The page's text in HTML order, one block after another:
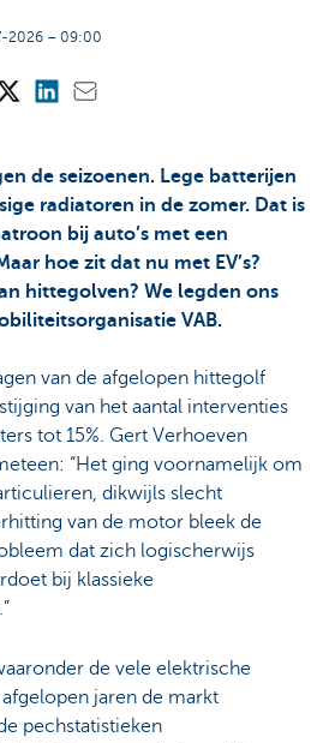
2026 – 09:00
de seizoenen. Lege batterijen
radiatoren in de zomer. Dat is
bij auto’s met een
hoe zit dat nu met EV’s?
hittegolven? We legden ons
VAB.
van de afgelopen hittegolf
van het aantal interventies
tot 15%. Gert Verhoeven
“Het ging voornamelijk om
dikwijls slecht
van de motor bleek de
dat zich logischerwijs
bij klassieke
de vele elektrische
jaren de markt
pechstatistieken